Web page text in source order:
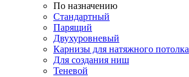
По назначению
Стандартный
Парящий
Двухуровневый
Карнизы для натяжного потолка
Для создания ниш
Теневой